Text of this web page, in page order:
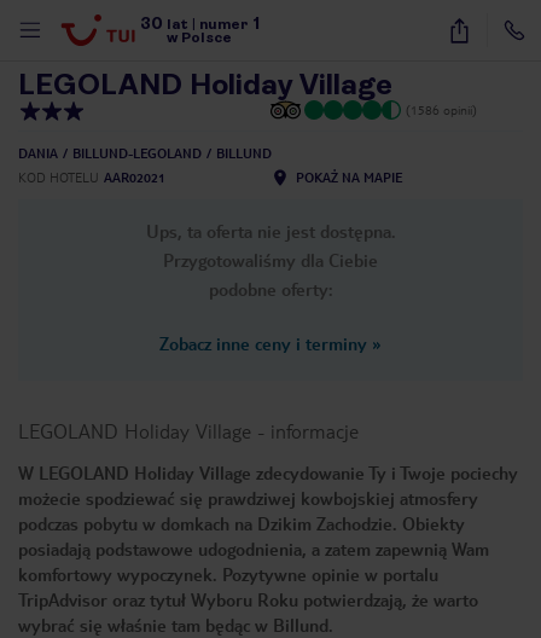
30 lat numer 1
w Polsce
15
LEGOLAND Holiday Village
(1586 opinii)
DANIA BILLUND-LEGOLAND
BILLUND
KOD HOTELU AAR02021 POKAŻ NA MAPIE
Ups, ta oferta nie jest dostępna.
Przygotowaliśmy dla Ciebie
podobne oferty:
Zobacz inne ceny i terminy »
LEGOLAND Holiday Village - informacje
W LEGOLAND Holiday Village zdecydowanie Ty i Twoje pociechy
możecie spodziewać się prawdziwej kowbojskiej atmosfery
podczas pobytu w domkach na Dzikim Zachodzie. Obiekty
posiadają podstawowe udogodnienia, a zatem zapewnią Wam
komfortowy wypoczynek. Pozytywne opinie w portalu
TripAdvisor oraz tytuł Wyboru Roku potwierdzają, że warto
wybrać się właśnie tam będąc w Billund.